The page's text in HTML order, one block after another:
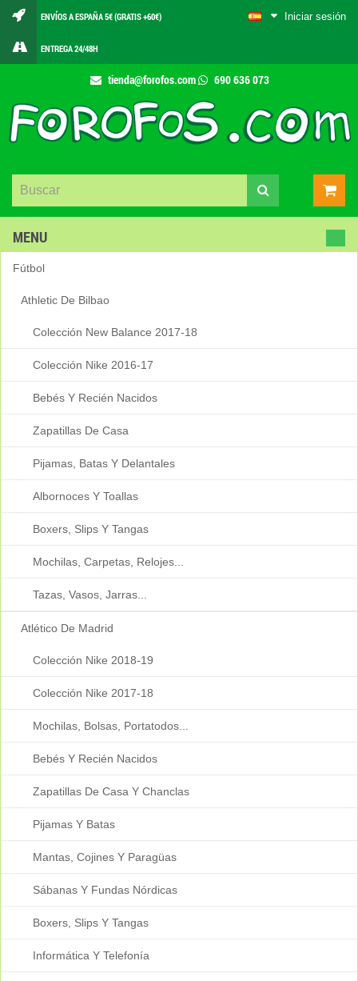
Iniciar sesión
ENVÍOS A ESPAÑA 5€ (GRATIS +60€)
ENTREGA 24/48H
tienda@forofos.com 690 636 073
MENU
Fútbol
Athletic De Bilbao
Colección New Balance 2017-18
Colección Nike 2016-17
Bebés Y Recién Nacidos
Zapatillas De Casa
Pijamas, Batas Y Delantales
Albornoces Y Toallas
Boxers, Slips Y Tangas
Mochilas, Carpetas, Relojes...
Tazas, Vasos, Jarras...
Atlético De Madrid
Colección Nike 2018-19
Colección Nike 2017-18
Mochilas, Bolsas, Portatodos...
Bebés Y Recién Nacidos
Zapatillas De Casa Y Chanclas
Pijamas Y Batas
Mantas, Cojines Y Paragüas
Sábanas Y Fundas Nórdicas
Boxers, Slips Y Tangas
Informática Y Telefonía